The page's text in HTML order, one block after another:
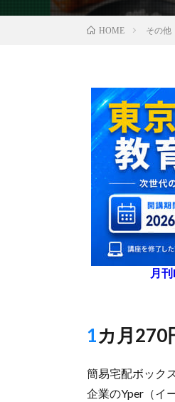
HOME その他
月
1カ月
簡易宅配ボック
企業のYper（イ